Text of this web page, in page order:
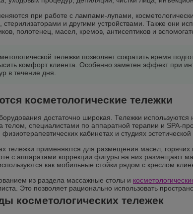
при работе с лампами-лупами,
стерилизаторами и другими устройствами. Также они
полотенец, масел, кремов, антисептиков и
тележки позволяет сократить время
комфорт клиента. Особенно заметен эффект при
в течение дня.
косметологические тележки
достаточно широкая. Тележки используются
телом, специалистами по аппаратной терапии и SPA-
кабинетах и студиях
тележки применяются для размещения масел, горячих
с аппаратами коррекции фигуры на них размещают
как мобильные стойки рядом с креслом
из раздела массажные столы и
Это позволяет рационально использовать
косметологических тележек